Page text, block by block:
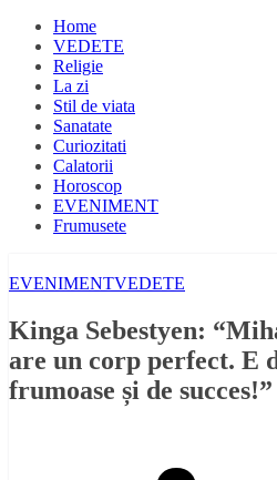
Home
VEDETE
Religie
La zi
Stil de viata
Sanatate
Curiozitati
Calatorii
Horoscop
EVENIMENT
Frumusete
EVENIMENTVEDETE
Kinga Sebestyen:
are un corp perfect. E
frumoase și de succes!”